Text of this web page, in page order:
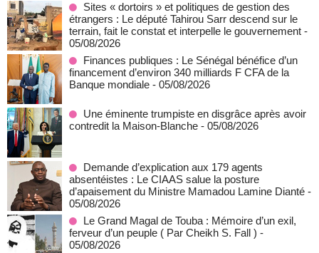
Sites « dortoirs » et politiques de gestion des
étrangers : Le député Tahirou Sarr descend sur le
terrain, fait le constat et interpelle le gouvernement -
05/08/2026
Finances publiques : Le Sénégal bénéfice d’un
financement d’environ 340 milliards F CFA de la
Banque mondiale - 05/08/2026
Une éminente trumpiste en disgrâce après avoir
contredit la Maison-Blanche - 05/08/2026
Demande d’explication aux 179 agents
absentéistes : Le CIAAS salue la posture
d’apaisement du Ministre Mamadou Lamine Dianté -
05/08/2026
Le Grand Magal de Touba : Mémoire d’un exil,
ferveur d’un peuple ( Par Cheikh S. Fall ) -
05/08/2026